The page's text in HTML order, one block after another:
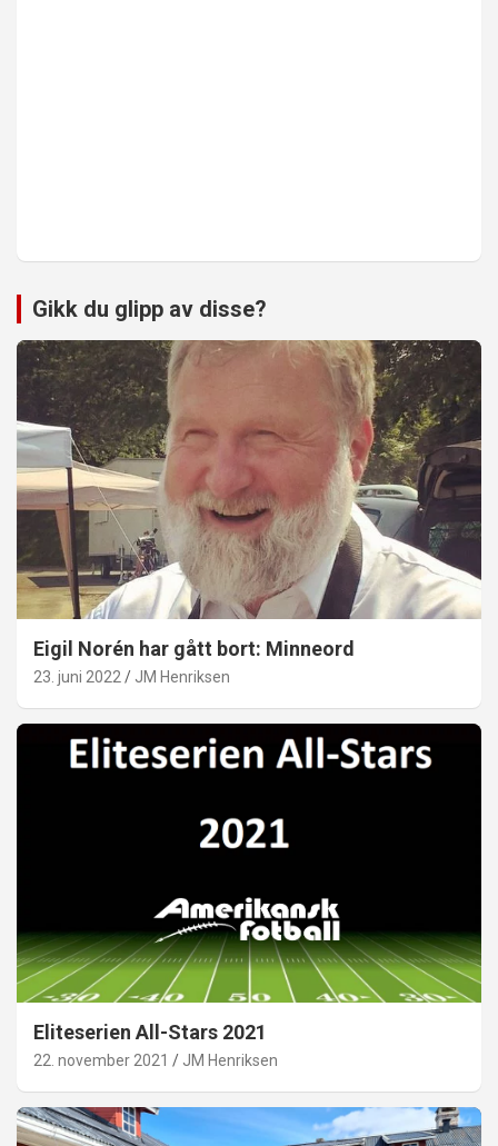
Gikk du glipp av disse?
Eigil Norén har gått bort: Minneord
23. juni 2022 JM Henriksen
Eliteserien All-Stars 2021
22. november 2021 JM Henriksen